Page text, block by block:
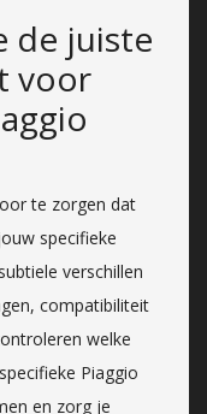
de juiste
voor
te zorgen dat
specifieke
verschillen
compatibiliteit
welke
Piaggio
en zorg je